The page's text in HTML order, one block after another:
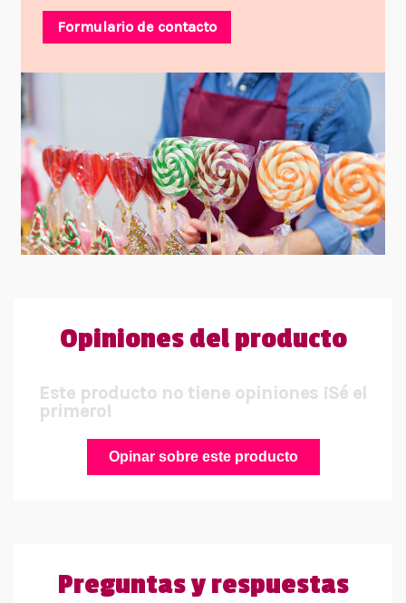
Formulario de contacto
Opiniones del producto
Este producto no tiene opiniones ¡Sé el
primero!
Opinar sobre este producto
Preguntas y respuestas